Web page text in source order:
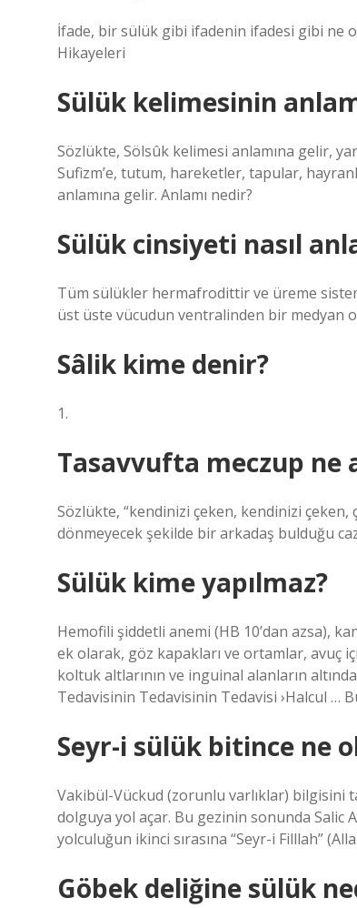
İfade, bir sülük gibi ifadenin ifadesi gibi ne
Hikayeleri
Sülük kelimesinin
Sözlükte, Sölsûk kelimesi anlamına gelir,
Sufizm’e, tutum, hareketler, tapular,
anlamına gelir. Anlamı nedir?
Sülük cinsiyeti nasıl
Tüm sülükler hermafrodittir ve üreme
üst üste vücudun ventralinden bir medyan
Sâlik kime denir?
1.
Tasavvufta meczup ne
Sözlükte, “kendinizi çeken, kendinizi çeken,
dönmeyecek şekilde bir arkadaş bulduğu
Sülük kime yapılmaz?
Hemofili şiddetli anemi (HB 10’dan azsa),
ek olarak, göz kapakları ve ortamlar, avuç
koltuk altlarının ve inguinal alanların
Tedavisinin Tedavisinin Tedavisi ›Halcul …
Seyr-i sülük bitince ne
Vakibül-Vückud (zorunlu varlıklar) bilgisini
dolguya yol açar. Bu gezinin sonunda Salic
yolculuğun ikinci sırasına “Seyr-i Filllah”
Göbek deliğine sülük